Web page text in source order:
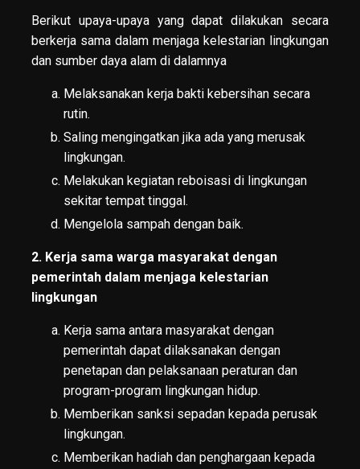
Berikut upaya-upaya yang dapat dilakukan secara
berkerja sama dalam menjaga kelestarian lingkungan
dan sumber daya alam di dalamnya
Melaksanakan kerja bakti kebersihan secara
rutin.
Saling mengingatkan jika ada yang merusak
lingkungan.
Melakukan kegiatan reboisasi di lingkungan
sekitar tempat tinggal.
Mengelola sampah dengan baik.
2. Kerja sama warga masyarakat dengan
pemerintah dalam menjaga kelestarian
lingkungan
Kerja sama antara masyarakat dengan
pemerintah dapat dilaksanakan dengan
penetapan dan pelaksanaan peraturan dan
program-program lingkungan hidup.
Memberikan sanksi sepadan kepada perusak
lingkungan.
Memberikan hadiah dan penghargaan kepada